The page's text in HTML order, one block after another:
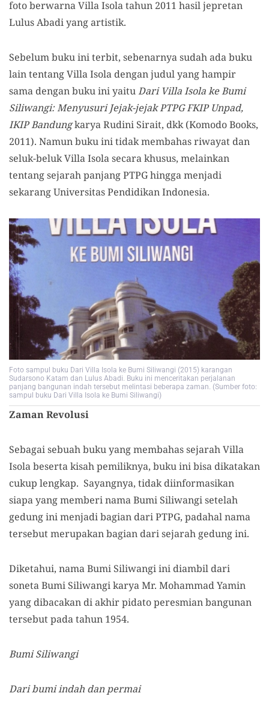
foto berwarna Villa Isola tahun 2011 hasil jepretan
Lulus Abadi yang artistik.
Sebelum buku ini terbit, sebenarnya sudah ada buku
lain tentang Villa Isola dengan judul yang hampir
sama dengan buku ini yaituDari Villa Isola ke Bumi
Siliwangi: Menyusuri Jejak-jejak PTPG FKIP Unpad,
IKIP Bandungkarya Rudini Sirait, dkk (Komodo Books,
2011). Namun buku ini tidak membahas riwayat dan
seluk-beluk Villa Isola secara khusus, melainkan
tentang sejarah panjang PTPG hingga menjadi
sekarang Universitas Pendidikan Indonesia.
Foto sampul buku Dari Villa Isola ke Bumi Siliwangi (2015) karangan
Sudarsono Katam dan Lulus Abadi. Buku ini menceritakan perjalanan
panjang bangunan indah tersebut melintasi beberapa zaman. (Sumber foto:
sampul buku Dari Villa Isola ke Bumi Siliwangi)
Zaman Revolusi
Sebagai sebuah buku yang membahas sejarah Villa
Isola beserta kisah pemiliknya, buku ini bisa dikatakan
cukup lengkap. Sayangnya, tidak diinformasikan
siapa yang memberi nama Bumi Siliwangi setelah
gedung ini menjadi bagian dari PTPG, padahal nama
tersebut merupakan bagian dari sejarah gedung ini.
Diketahui, nama Bumi Siliwangi ini diambil dari
soneta Bumi Siliwangi karya Mr. Mohammad Yamin
yang dibacakan di akhir pidato peresmian bangunan
tersebut pada tahun 1954.
Bumi Siliwangi
Dari bumi indah dan permai